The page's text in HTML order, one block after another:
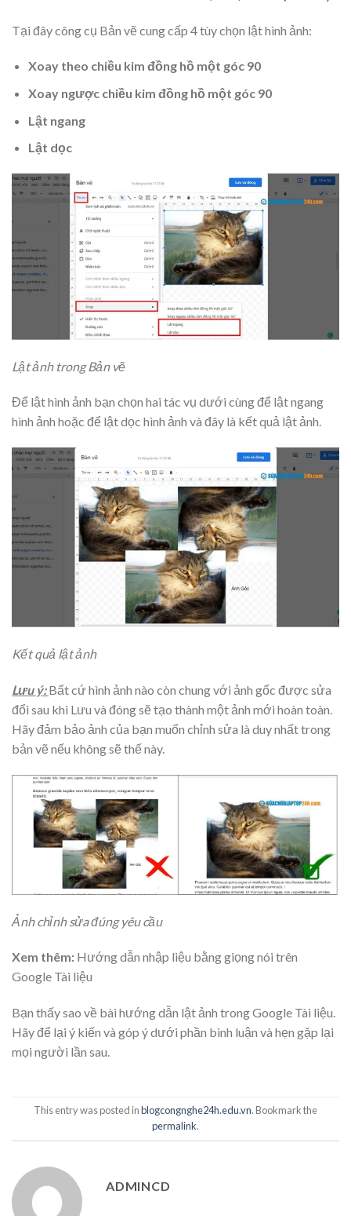
Tại đây công cụ Bản vẽ cung cấp 4 tùy chọn lật hình ảnh:
Xoay theo chiều kim đồng hồ một góc 90
Xoay ngược chiều kim đồng hồ một góc 90
Lật ngang
Lật dọc
Lật ảnh trong Bản vẽ
Để lật hình ảnh bạn chọn hai tác vụ dưới cùng để lật ngang
hình ảnh hoặc để lật dọc hình ảnh và đây là kết quả lật ảnh.
Kết quả lật ảnh
Lưu ý:Bất cứ hình ảnh nào còn chung với ảnh gốc được sửa
đổi sau khi Lưu và đóng sẽ tạo thành một ảnh mới hoàn toàn.
Hãy đảm bảo ảnh của bạn muốn chỉnh sửa là duy nhất trong
bản vẽ nếu không sẽ thế này.
Ảnh chỉnh sửa đúng yêu cầu
Xem thêm: Hướng dẫn nhập liệu bằng giọng nói trên
Google Tài liệu
Bạn thấy sao về bài hướng dẫn lật ảnh trong Google Tài liệu.
Hãy để lại ý kiến và góp ý dưới phần bình luận và hẹn gặp lại
mọi người lần sau.
This entry was posted inblogcongnghe24h.edu.vn. Bookmark the
permalink.
ADMINCD